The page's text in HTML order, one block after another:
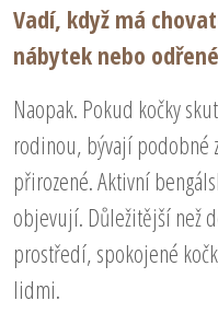
Vadí, když má
nábytek nebo
Naopak. Pokud kočky
rodinou, bývají podobné
přirozené. Aktivní
objevují. Důležitější než
prostředí, spokojené
lidmi.